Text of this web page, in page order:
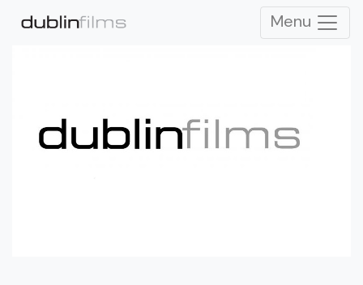
Menu